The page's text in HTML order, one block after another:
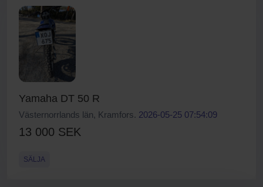
Yamaha DT 50 R
Västernorrlands län, Kramfors. 2026-05-25 07:54:09
13 000 SEK
SÄLJA